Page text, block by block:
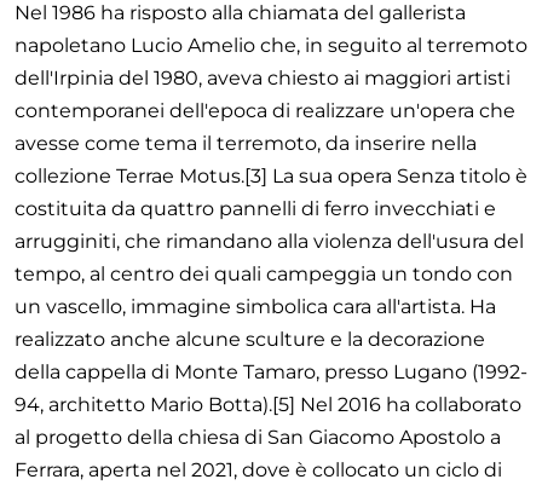
Nel 1986 ha risposto alla chiamata del gallerista
napoletano Lucio Amelio che, in seguito al terremoto
dell'Irpinia del 1980, aveva chiesto ai maggiori artisti
contemporanei dell'epoca di realizzare un'opera che
avesse come tema il terremoto, da inserire nella
collezione Terrae Motus.[3] La sua opera Senza titolo è
costituita da quattro pannelli di ferro invecchiati e
arrugginiti, che rimandano alla violenza dell'usura del
tempo, al centro dei quali campeggia un tondo con
un vascello, immagine simbolica cara all'artista. Ha
realizzato anche alcune sculture e la decorazione
della cappella di Monte Tamaro, presso Lugano (1992-
94, architetto Mario Botta).[5] Nel 2016 ha collaborato
al progetto della chiesa di San Giacomo Apostolo a
Ferrara, aperta nel 2021, dove è collocato un ciclo di